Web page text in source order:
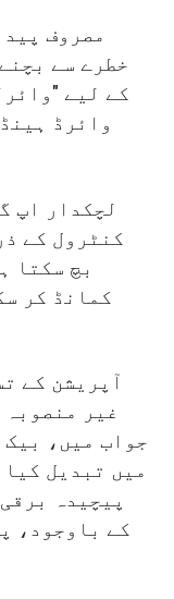
مصروف
خطرے سے
کے لیے
وائرڈ
لچکدار اپ
کنٹرول کے
بچ سکتا
کمانڈ کر
آپریشن کے
غیر
جواب میں،
میں تبدیل
پیچیدہ
کے باوجود،